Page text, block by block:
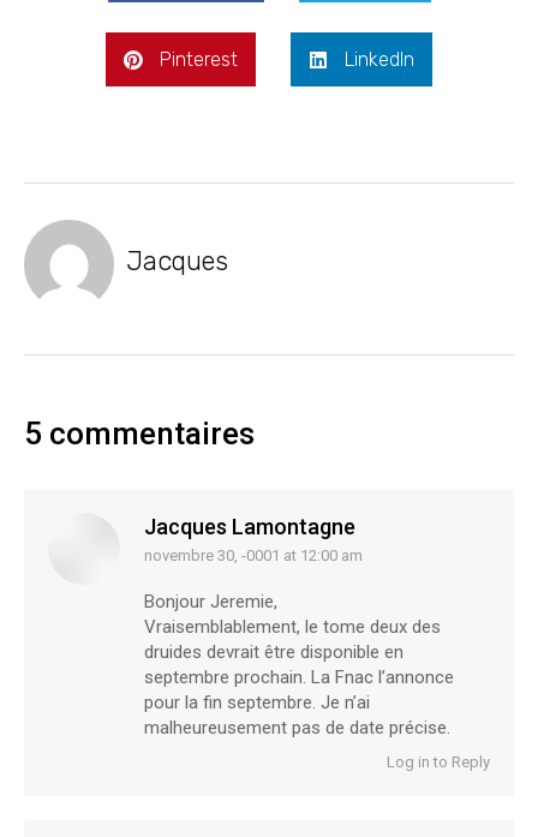
Pinterest LinkedIn
Jacques
5 commentaires
Jacques Lamontagne
says:
novembre 30, -0001 at 12:00 am
Bonjour Jeremie,
Vraisemblablement, le tome deux des
druides devrait être disponible en
septembre prochain. La Fnac l’annonce
pour la fin septembre. Je n’ai
malheureusement pas de date précise.
Log in to Reply